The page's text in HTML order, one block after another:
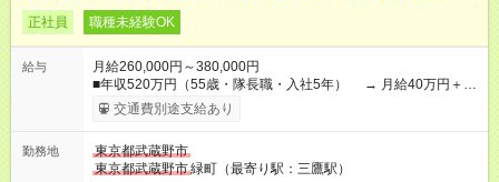
正社員 職種未経験OK
給与
月給260,000円～380,000円
■年収520万円（55歳・隊長職・入社5年） → 月給40万円＋賞
与年2回 ■年収440万円（42歳・班長職・入社3年） → 月給35
万円＋賞与年2回 ■年収350万円（25歳・入社1年） → 月給28
円を支給。 資格保有者はさらに加算されます。 ■警備員指導教
育責任者 ■施設警備業務検定 ■自衛消防技術認定 ■防災センター
交通費別途支給あり
勤務地
東京都武蔵野市
東京都武蔵野市緑町（最寄り駅：三鷹駅）